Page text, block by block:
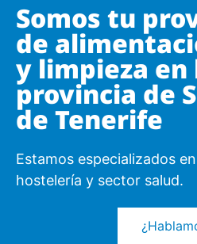
Somos tu
de
y limpieza en
provincia de
de Tenerife
Estamos especializados
hostelería y sector salud.